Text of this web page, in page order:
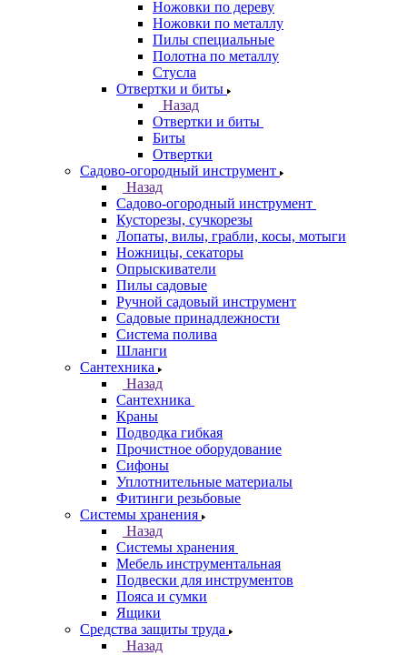
Ножовки по дереву
Ножовки по металлу
Пилы специальные
Полотна по металлу
Стусла
Отвертки и биты
Назад
Отвертки и биты
Биты
Отвертки
Садово-огородный инструмент
Назад
Садово-огородный инструмент
Кусторезы, сучкорезы
Лопаты, вилы, грабли, косы, мотыги
Ножницы, секаторы
Опрыскиватели
Пилы садовые
Ручной садовый инструмент
Садовые принадлежности
Система полива
Шланги
Сантехника
Назад
Сантехника
Краны
Подводка гибкая
Прочистное оборудование
Сифоны
Уплотнительные материалы
Фитинги резьбовые
Системы хранения
Назад
Системы хранения
Мебель инструментальная
Подвески для инструментов
Пояса и сумки
Ящики
Средства защиты труда
Назад